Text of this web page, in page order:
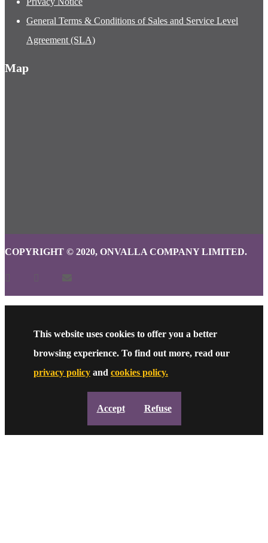
General Terms & Conditions of Sales and Service Level
Agreement (SLA)
Map
COPYRIGHT © 2020, ONVALLA COMPANY LIMITED.
This website uses cookies to offer you a better
browsing experience. To find out more, read our
privacy policy and cookies policy.
Accept Refuse